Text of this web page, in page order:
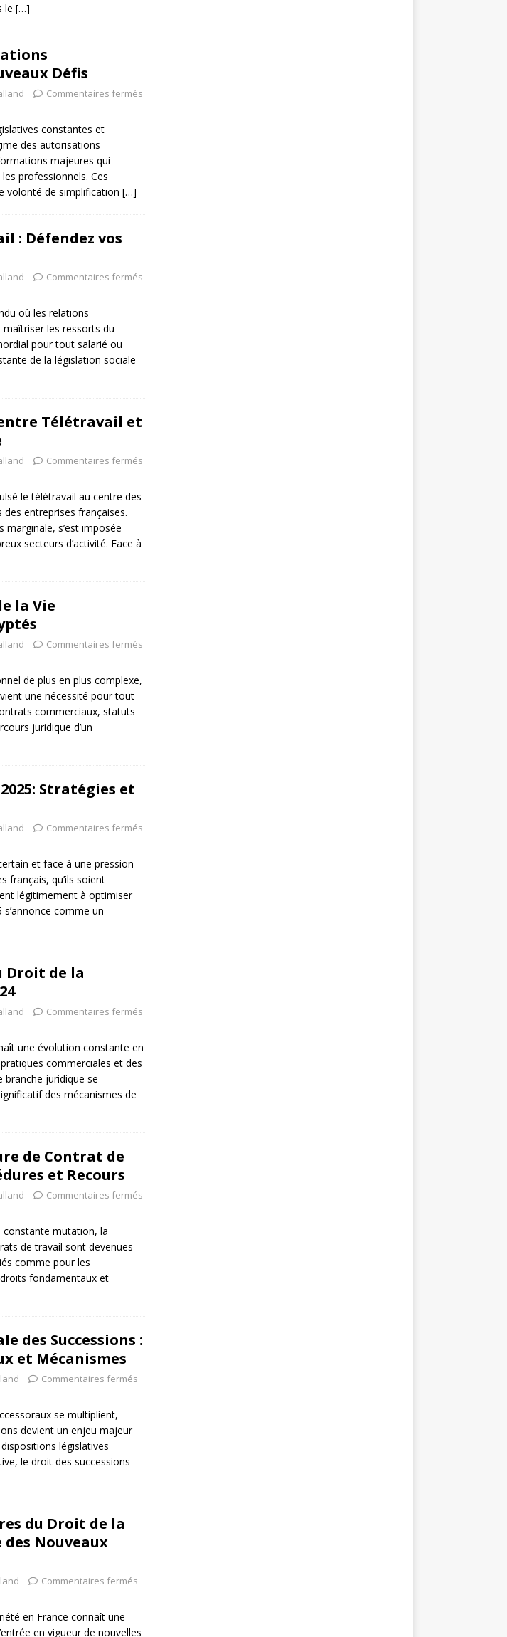
le […]
Défis
Commentaires fermés
constantes et
des autorisations
majeures qui
professionnels. Ces
volonté de simplification […]
: Défendez vos
Commentaires fermés
où les relations
les ressorts du
pour tout salarié ou
de la législation sociale
Télétravail et
Commentaires fermés
le télétravail au centre des
entreprises françaises.
s’est imposée
secteurs d’activité. Face à
la Vie
Commentaires fermés
de plus en plus complexe,
une nécessité pour tout
commerciaux, statuts
juridique d’un
Stratégies et
Commentaires fermés
et face à une pression
français, qu’ils soient
légitimement à optimiser
s’annonce comme un
Droit de la
Commentaires fermés
une évolution constante en
commerciales et des
branche juridique se
des mécanismes de
de Contrat de
et Recours
Commentaires fermés
mutation, la
de travail sont devenues
comme pour les
fondamentaux et
des Successions :
et Mécanismes
Commentaires fermés
se multiplient,
devient un enjeu majeur
législatives
le droit des successions
du Droit de la
Nouveaux
Commentaires fermés
en France connaît une
en vigueur de nouvelles